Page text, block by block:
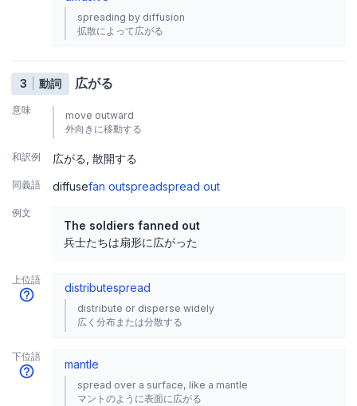
spreading by diffusion
拡散によって広がる
3 動詞 広がる
意味
move outward
外向きに移動する
和訳例 広がる 散開する
同義語 diffusefan outspreadspread out
例文
The soldiers fanned out
兵士たちは扇形に広がった
上位語
distributespread
distribute or disperse widely
広く分布または分散する
下位語
mantle
spread over a surface, like a mantle
マントのように表面に広がる